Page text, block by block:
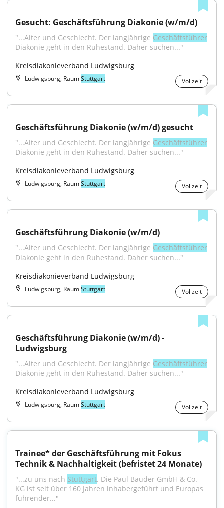
Gesucht: Geschäftsführung Diakonie (w/m/d)
"...Alter und Geschlecht. Der langjährige Geschäftsführer
Diakonie geht in den Ruhestand. Daher suchen..."
Kreisdiakonieverband Ludwigsburg
Ludwigsburg, RaumStuttgart Vollzeit
Geschäftsführung Diakonie (w/m/d) gesucht
"...Alter und Geschlecht. Der langjährige Geschäftsführer
Diakonie geht in den Ruhestand. Daher suchen..."
Kreisdiakonieverband Ludwigsburg
Ludwigsburg, RaumStuttgart Vollzeit
Geschäftsführung Diakonie (w/m/d)
"...Alter und Geschlecht. Der langjährige Geschäftsführer
Diakonie geht in den Ruhestand. Daher suchen..."
Kreisdiakonieverband Ludwigsburg
Ludwigsburg, RaumStuttgart Vollzeit
Geschäftsführung Diakonie (w/m/d) -
Ludwigsburg
"...Alter und Geschlecht. Der langjährige Geschäftsführer
Diakonie geht in den Ruhestand. Daher suchen..."
Kreisdiakonieverband Ludwigsburg
Ludwigsburg, RaumStuttgart Vollzeit
Trainee* der Geschäftsführung mit Fokus
Technik & Nachhaltigkeit (befristet 24 Monate)
"...zu uns nach Stuttgart. Die Paul Bauder GmbH & Co.
KG ist seit über 160 Jahren inhabergeführt und Europas
führender..."